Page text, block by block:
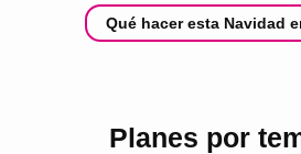
Qué hacer esta Navidad
Planes por